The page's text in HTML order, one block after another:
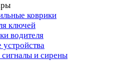
коврики
ключей
водителя
сигналы и сирены